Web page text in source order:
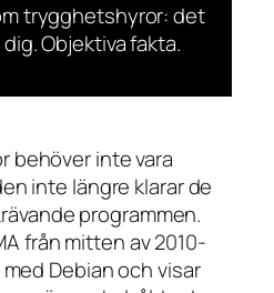
trygghetshyror: det
Objektiva fakta.
behöver inte vara
inte längre klarar de
programmen.
från mitten av 2010-
Debian och visar